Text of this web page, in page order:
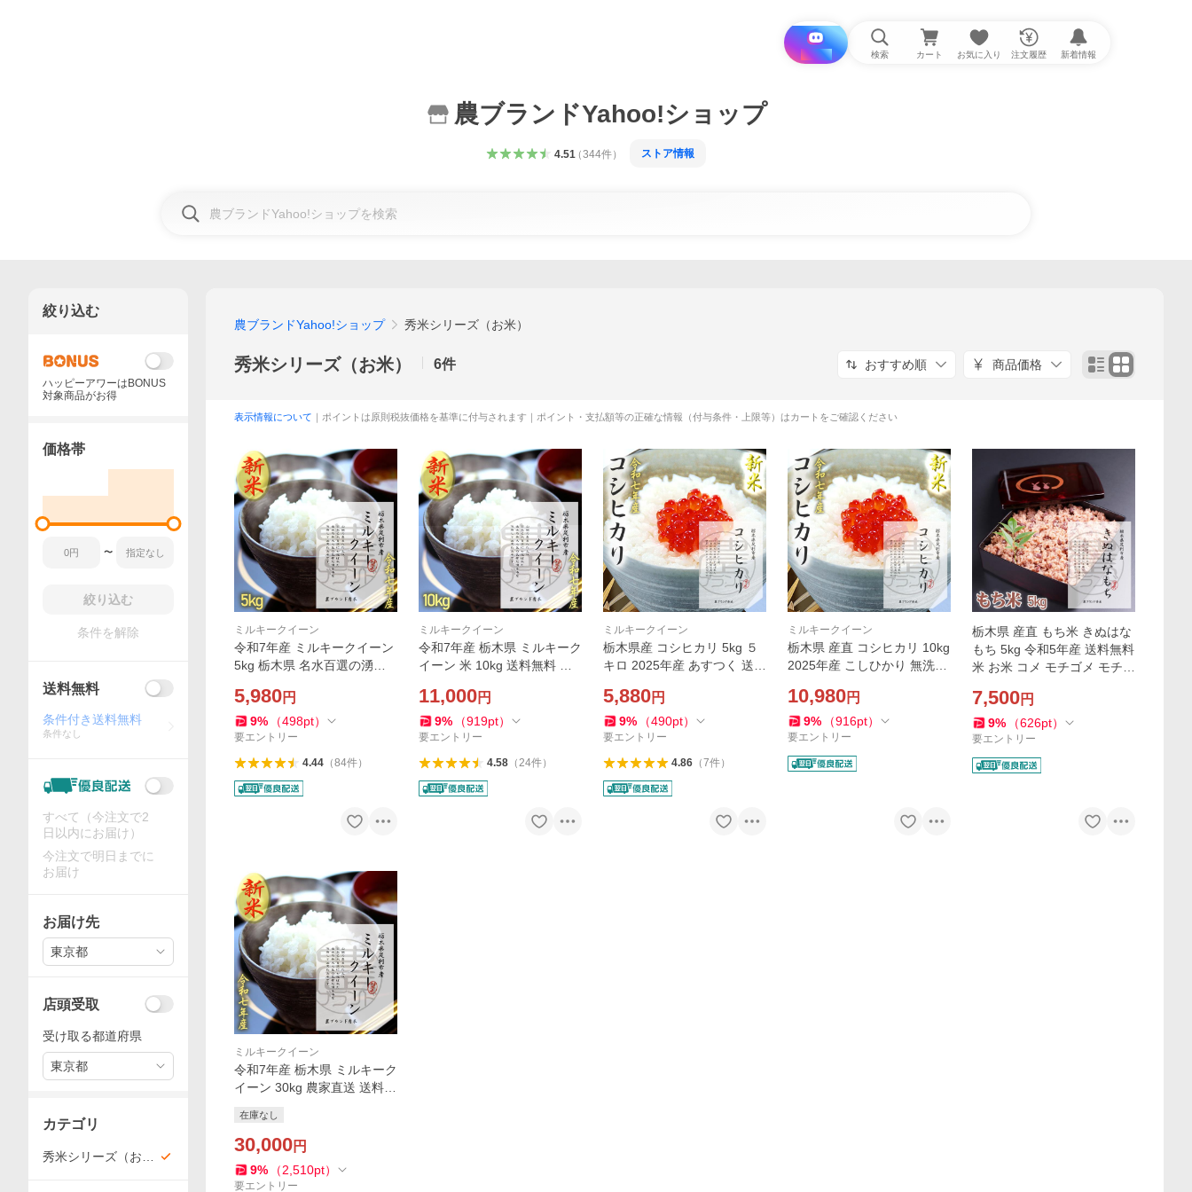
i と探す 検索 カート お気に入り 注文履歴 新着情報
農ブランドYahoo!ショップ
4.51（344件） ストア情報
農ブランドYahoo!ショップ 秀米シリーズ（お米）
秀米シリーズ（お米） 6件 おすすめ順 商品価格
表示情報について ｜ポイントは原則税抜価格を基準に付与されます｜ポイント・支払額等の正確な情報（付与条件・上限等）はカートをご確認ください
ミルキークイーン
令和7年産 ミルキークイーン
5kg 栃木県 名水百選の湧水
米 2025年産 農薬最小限 お取
り寄せグルメ ギフト プレゼ
ント送料無料
5,980円
9% （498pt）
要エントリー
4.44（84件）
ミルキークイーン
令和7年産 栃木県 ミルキーク
イーン 米 10kg 送料無料 名
洗米 玄米 2025年産 減農薬
化学肥料最小限 お取り寄せ
ギフト 通販
11,000円
9% （919pt）
要エントリー
4.58（24件）
ミルキークイーン
栃木県産 コシヒカリ 5kg ５
キロ 2025年産 あすつく 送料
ゼント お米 米 無洗米 玄米
おこめ こめ コメ お祝い 内祝
お取り寄せ
5,880円
9% （490pt）
要エントリー
4.86（7件）
ミルキークイーン
栃木県 産直 コシヒカリ 10kg
2025年産 こしひかり 無洗米
農薬 最小限 おこめ コメ お祝
い 内祝 ギフト 産直 １０キロ
贈答
10,980円
9% （916pt）
要エントリー
栃木県 産直 もち米 きぬはな
もち 5kg 令和5年産 送料無料
米 お米 コメ モチゴメ モチ米
まい 餅 もち 赤飯 おこわ
7,500円
9% （626pt）
要エントリー
ミルキークイーン
令和7年産 栃木県 ミルキーク
イーン 30kg 農家直送 送料無
25年産 無洗米 玄米 お祝い
お取寄せ プレゼント ギフト
銘柄米 通販
在庫なし
30,000円
9% （2,510pt）
要エントリー
絞り込む
ハッピーアワーはBONUS
対象商品がお得
価格帯
〜
絞り込む
条件を解除
送料無料
条件付き送料無料
条件なし
すべて（今注文で2
日以内にお届け）
今注文で明日までに
お届け
お届け先
東京都
店頭受取
受け取る都道府県
東京都
カテゴリ
秀米シリーズ（お